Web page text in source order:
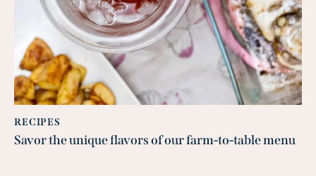
RECIPES
Savor the unique flavors of our farm-to-table menu